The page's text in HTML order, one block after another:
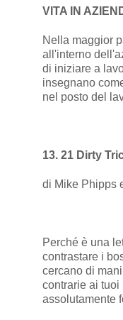
VITA IN
Nella maggior
all'interno
di iniziare a
insegnano
nel posto del
13. 21 Dirty
di Mike Phipps
Perché è una
contrastare i
cercano di
contrarie ai tuoi
assolutamente